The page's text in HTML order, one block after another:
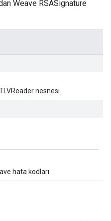
Weave RSASignature
nesnesi.
hata kodları.